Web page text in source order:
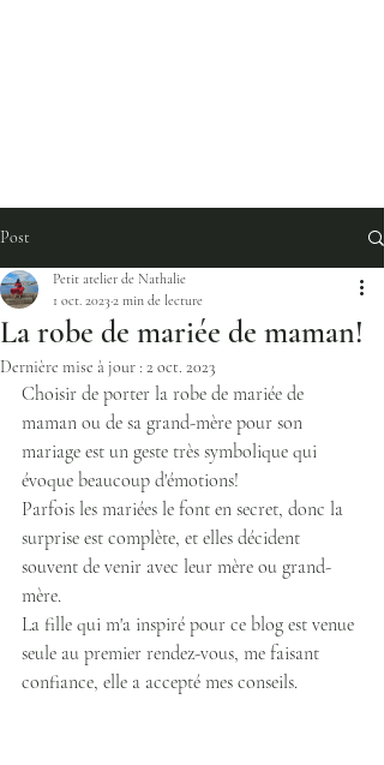
Post
La robe de mariée de maman!
Petit atelier de Nathalie
1 oct. 2023 2 min de lecture
Dernière mise à jour : 2 oct. 2023
Choisir de porter la robe de mariée de
maman ou de sa grand-mère pour son
mariage est un geste très symbolique qui
évoque beaucoup d'émotions!
Parfois les mariées le font en secret, donc la
surprise est complète, et elles décident
souvent de venir avec leur mère ou grand-
mère.
La fille qui m'a inspiré pour ce blog est venue
seule au premier rendez-vous, me faisant
confiance, elle a accepté mes conseils.